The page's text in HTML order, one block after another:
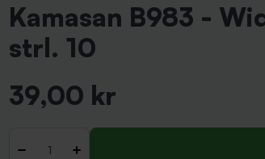
Kamasan B983 -
strl. 10
39,00 kr
- +